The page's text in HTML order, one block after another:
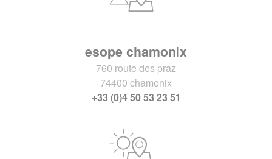
esope chamonix
760 route des praz
74400 chamonix
+33 (0)4 50 53 23 51